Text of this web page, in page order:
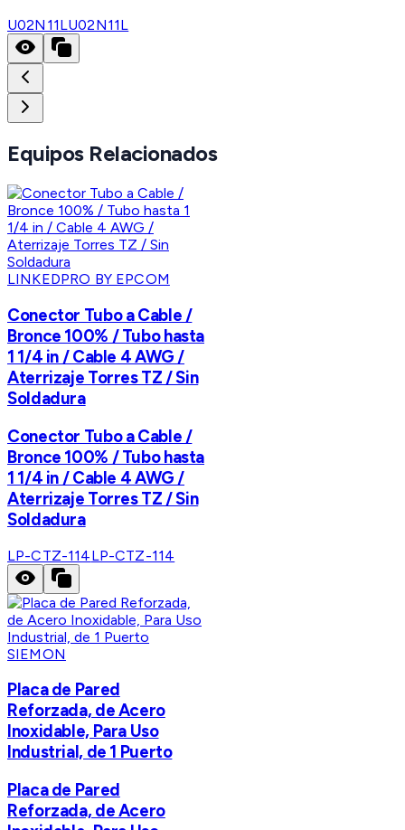
U02N11LU02N11L
Equipos Relacionados
LINKEDPRO BY EPCOM
Conector Tubo a Cable /
Bronce 100% / Tubo hasta
1 1/4 in / Cable 4 AWG /
Aterrizaje Torres TZ / Sin
Soldadura
Conector Tubo a Cable /
Bronce 100% / Tubo hasta
1 1/4 in / Cable 4 AWG /
Aterrizaje Torres TZ / Sin
Soldadura
LP-CTZ-114LP-CTZ-114
SIEMON
Placa de Pared
Reforzada, de Acero
Inoxidable, Para Uso
Industrial, de 1 Puerto
Placa de Pared
Reforzada, de Acero